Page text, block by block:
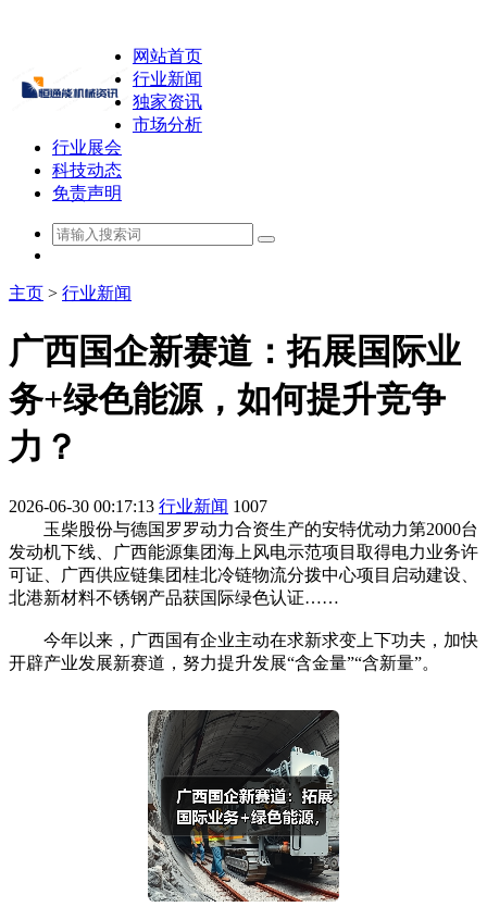
网站首页
行业新闻
独家资讯
市场分析
行业展会
科技动态
免责声明
主页 > 行业新闻
广西国企新赛道：拓展国际业
务+绿色能源，如何提升竞争
力？
2026-06-30 00:17:13 行业新闻 1007
玉柴股份与德国罗罗动力合资生产的安特优动力第2000台
发动机下线、广西能源集团海上风电示范项目取得电力业务许
可证、广西供应链集团桂北冷链物流分拨中心项目启动建设、
北港新材料不锈钢产品获国际绿色认证……
今年以来，广西国有企业主动在求新求变上下功夫，加快
开辟产业发展新赛道，努力提升发展“含金量”“含新量”。